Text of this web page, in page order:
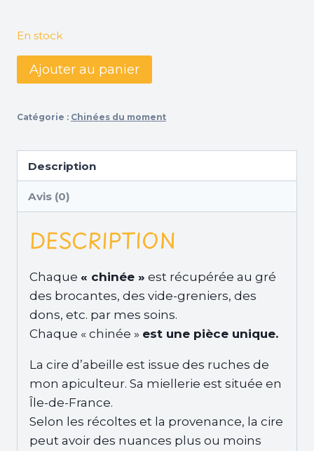
En stock
quantité
de
coloré
#92
Ajouter au panier
Catégorie : Chinées du moment
Description
Avis (0)
DESCRIPTION
Chaque « chinée » est récupérée au gré
des brocantes, des vide-greniers, des
dons, etc. par mes soins.
Chaque « chinée » est une pièce unique.
La cire d’abeille est issue des ruches de
mon apiculteur. Sa miellerie est située en
Île-de-France.
Selon les récoltes et la provenance, la cire
peut avoir des nuances plus ou moins